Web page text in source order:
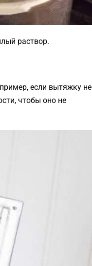
раствор.
если вытяжку не
чтобы оно не